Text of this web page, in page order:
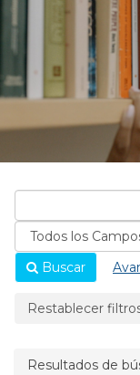
Buscar
La página se
Restablecer
Resultados de